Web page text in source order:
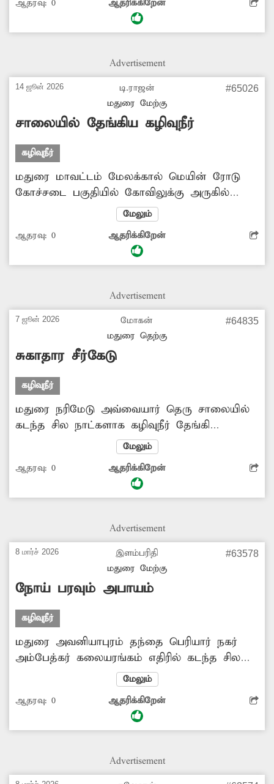
அவதிக்குள்ளாகின்றனர். மேலும் தேங்கி நிற்கும்
கழிவுநீரால் எழும் துர்நாற்றத்தால் சுகாதார
ஏற்படுத்தும் அபாயமும் அதிகளவில் உள்ளது.
பகுதியில் உள்ள கழிவுநீர் அகற்றவும் மேலும்
தேங்காமல் தடுக்கவும் நடவடிக்கை
எடுப்பார்களா?
ஆதரவு: 0 ஆதரிக்கிறேன்
Advertisement
14 ஜூன் 2026
டி.ராஜன்
மதுரை மேற்கு
#65026
சாலையில் தேங்கிய கழிவுநீர்
கழிவுநீர்
மதுரை மாவட்டம் மேலக்கால் மெயின் ரோடு
கோச்சடை பகுதியில் கோவிலுக்கு அருகில்
நீண்ட நாட்களாக கழிவுநீர் தேங்கி கிடக்கிறது.
இதனால் அவ்வழியே கடந்து பள்ளிக்கு செல்லும்
மாணவர்கள் மற்றும் கோவிலுக்கு செல்லும்
பக்தர்கள் மிகவும் சிரமமடைகின்றனர். மேலும்
ஏற்படும் அபாயமும் அதிகளவில் உள்ளது.
பகுதியில் தேங்கும் கழிவுநீரை அப்புறப்படுத்த
உரிய நடவடிக்கை எடுப்பார்களா?
மேலும்
ஆதரவு: 0 ஆதரிக்கிறேன்
Advertisement
7 ஜூன் 2026
மோகன்
மதுரை தெற்கு
#64835
சுகாதார சீர்கேடு
கழிவுநீர்
மதுரை நரிமேடு அவ்வையார் தெரு சாலையில்
கடந்த சில நாட்களாக கழிவுநீர் தேங்கி
கிடக்கிறது. இதனால் அப்பகுதியில் வசிக்கும்
குடியிருப்பு வாசிகள் மற்றும் அதனை கடந்து
செல்லும் பொதுமக்கள் குறிப்பாக பள்ளி
செல்லும் மாணவர்கள் மிகவும்
ஏற்படும் அபாயமும் உள்ளது. எனவே தேங்கி
நடவடிக்கை எடுப்பார்களா?
மேலும்
ஆதரவு: 0 ஆதரிக்கிறேன்
Advertisement
8 மார்ச் 2026
இளம்பரிதி
மதுரை மேற்கு
#63578
நோய் பரவும் அபாயம்
கழிவுநீர்
மதுரை அவனியாபுரம் தந்தை பெரியார் நகர்
அம்பேத்கர் கலையரங்கம் எதிரில் கடந்த சில
நாட்களாகவே கழிவுநீர் சாலையில் தேங்கி
சுகாதார சீர்கேட்டை ஏற்படுத்தி வருகிறது.
துர்நாற்றத்தால் அப்பகுதி குடியிருப்பு வாசிகள்
மற்றும் இச்சாலையில் பயணிக்கும்
அபாயம் உருவாகியுள்ளது. எனவே மேற்கண்ட
மேலும்
ஆதரவு: 0 ஆதரிக்கிறேன்
Advertisement